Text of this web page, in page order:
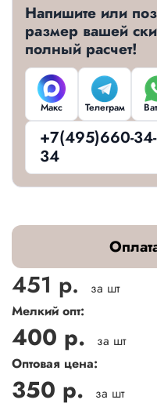
Напишите или
размер вашей
полный расчет!
Макс Телеграм
+7(495)660-34-
34
451 р.
за шт
Мелкий опт:
400 р.
за шт
Оптовая цена:
350 р. за шт